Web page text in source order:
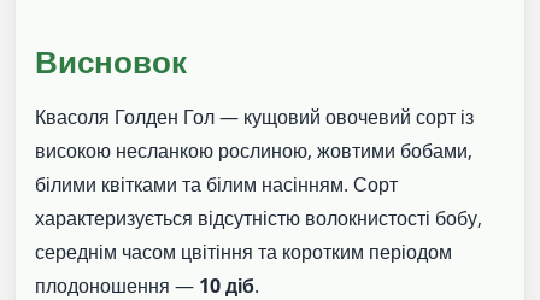
Висновок
Квасоля Голден Гол — кущовий овочевий сорт із
високою несланкою рослиною, жовтими бобами,
білими квітками та білим насінням. Сорт
характеризується відсутністю волокнистості бобу,
середнім часом цвітіння та коротким періодом
плодоношення — 10 діб.